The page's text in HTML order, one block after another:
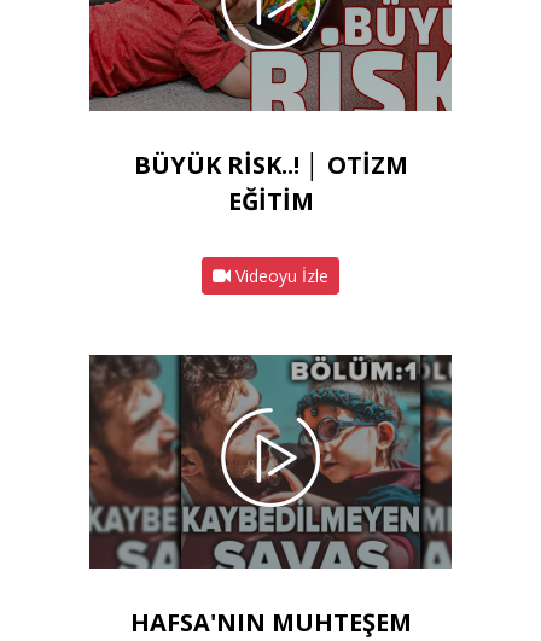
BÜYÜK RİSK..! │ OTİZM
EĞİTİM
Videoyu İzle
HAFSA'NIN MUHTEŞEM